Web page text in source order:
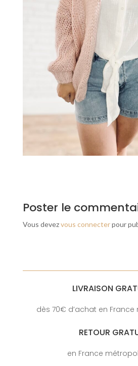
Poster le
Vous devezvous connecterpour
LIVRAISON
dès 70€ d’achat en
RETOUR
en France